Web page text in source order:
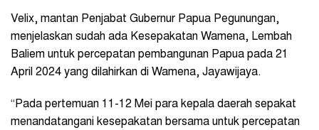
Velix, mantan Penjabat Gubernur Papua Pegunungan,
menjelaskan sudah ada Kesepakatan Wamena, Lembah
Baliem untuk percepatan pembangunan Papua pada 21
April 2024 yang dilahirkan di Wamena, Jayawijaya.
“Pada pertemuan 11-12 Mei para kepala daerah sepakat
menandatangani kesepakatan bersama untuk percepatan